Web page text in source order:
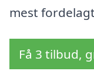
mest
Få 3 tilbud,